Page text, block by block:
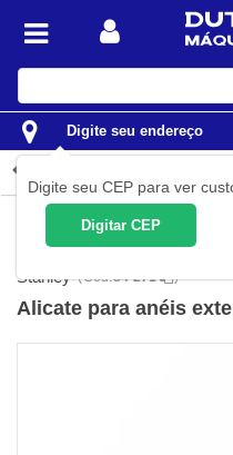
Digite seu endereço
Digite seu CEP para ver
Digitar CEP
Ferramentas Ferramentas
Stanley (Cód.84-271 )
Alicate para anéis